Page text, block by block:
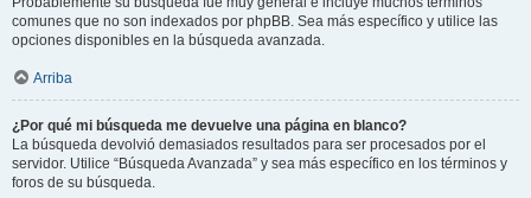
comunes que no son indexados por phpBB. Sea más específico y utilice las
opciones disponibles en la búsqueda avanzada.
Arriba
¿Por qué mi búsqueda me devuelve una página en blanco?
La búsqueda devolvió demasiados resultados para ser procesados por el
servidor. Utilice “Búsqueda Avanzada” y sea más específico en los términos y
foros de su búsqueda.